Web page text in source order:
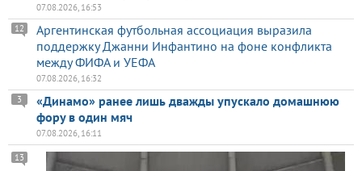
07.08.2026, 16:53
Аргентинская футбольная ассоциация выразила
поддержку Джанни Инфантино на фоне конфликта
между ФИФА и УЕФА
12
07.08.2026, 16:32
«Динамо» ранее лишь дважды упускало домашнюю
фору в один мяч
3
07.08.2026, 16:11
13